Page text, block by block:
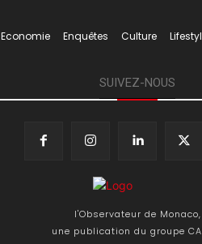
Economie Enquêtes Culture
SUIVEZ-NOUS
l'Observateur de Monaco,
une publication du groupe